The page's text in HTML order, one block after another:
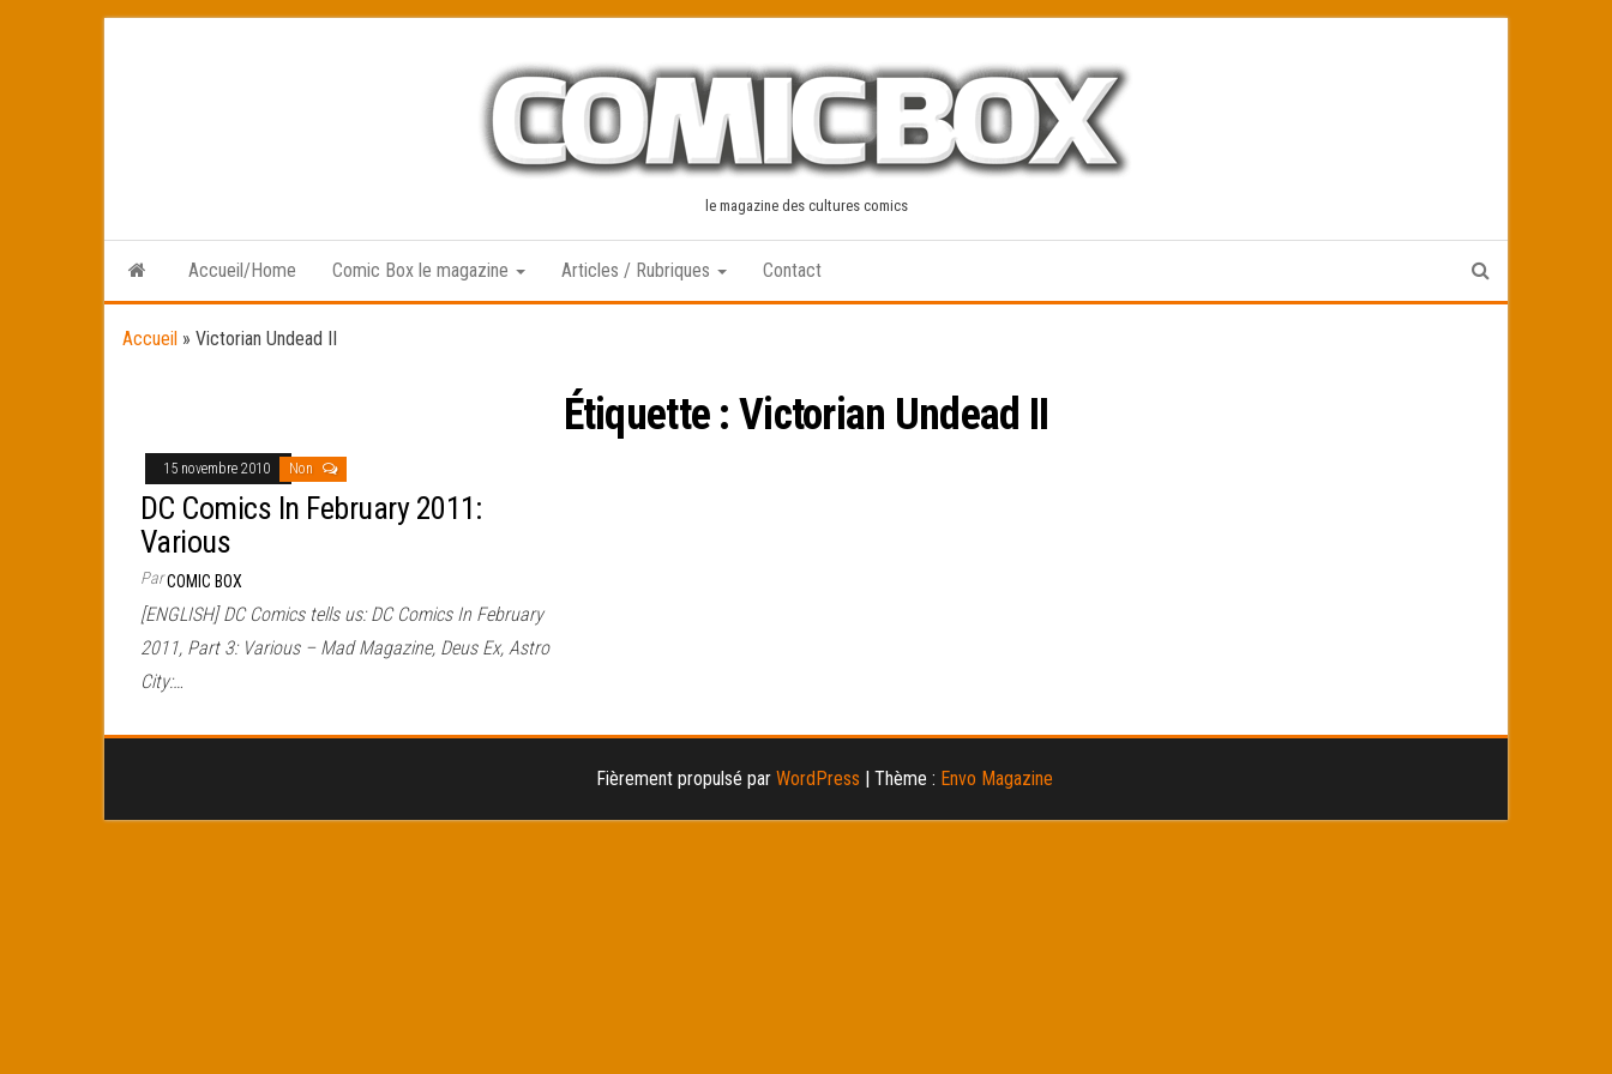
le magazine des cultures comics
Accueil/Home Comic Box le magazine Articles / Rubriques Contact
Accueil » Victorian Undead II
Étiquette :Victorian Undead II
15 novembre 2010 Non
DC Comics In February 2011:
Various
ParCOMIC BOX
[ENGLISH] DC Comics tells us: DC Comics In February
2011, Part 3: Various – Mad Magazine, Deus Ex, Astro
City:…
Fièrement propulsé par WordPress | Thème : Envo Magazine